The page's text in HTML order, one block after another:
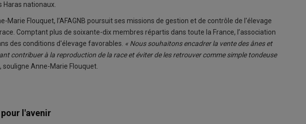
Haras nationaux.
Marie Flouquet, l’AFAGNB poursuit ses missions de gestion et de contrôle de l'élevage
Comptant plus de soixante-dix membres répartis dans toute la France, l’association
des conditions d'élevage favorables. « Nous souhaitons encadrer la vente des ânes et
contribuer à la reproduction de la race et éviter de les retrouver comme simple tondeuse
, souligne Anne-Marie Flouquet.
l'avenir